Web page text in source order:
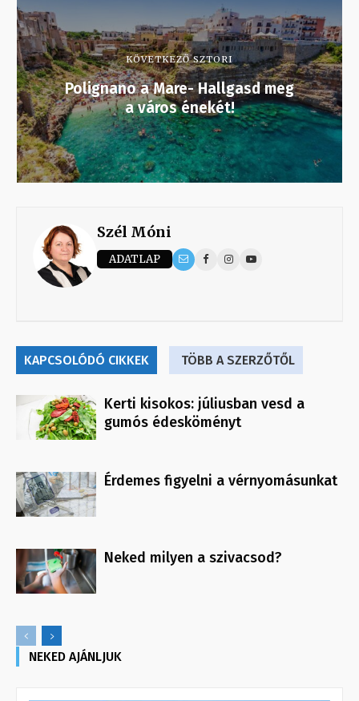
KÖVETKEZŐ SZTORI
Polignano a Mare- Hallgasd meg
a város énekét!
Szél Móni
ADATLAP
KAPCSOLÓDÓ CIKKEK TÖBB A SZERZŐTŐL
Kerti kisokos: júliusban vesd a
gumós édesköményt
Érdemes figyelni a vérnyomásunkat
Neked milyen a szivacsod?
NEKED AJÁNLJUK